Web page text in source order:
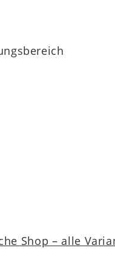
Shop – alle